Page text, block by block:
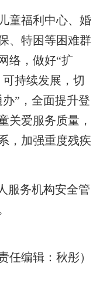
童福利中心、婚
、特困等困难群
络，做好“扩
持续发展，切
”，全面提升登
关爱服务质量，
，加强重度残疾
服务机构安全管
责任编辑：秋彤）